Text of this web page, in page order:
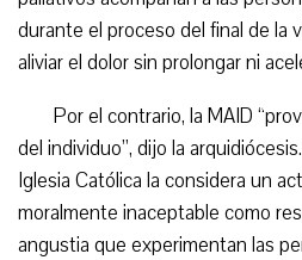
durante el proceso del final de la
aliviar el dolor sin prolongar ni
Por el contrario, la MAID
del individuo”, dijo la
Iglesia Católica la considera un
moralmente inaceptable como
angustia que experimentan las